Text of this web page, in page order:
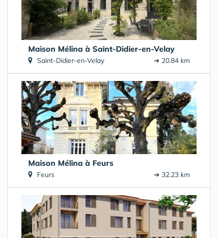
Maison Mélina à Saint-Didier-en-Velay
Saint-Didier-en-Velay ➔ 20.84 km
Maison Mélina à Feurs
Feurs ➔ 32.23 km